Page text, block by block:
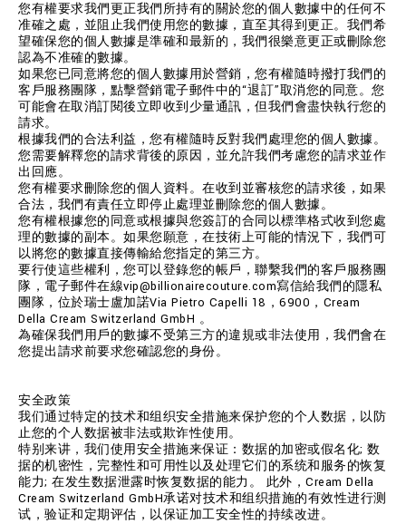
您有權要求我們更正我們所持有的關於您的個人數據中的任何不
准確之處，並阻止我們使用您的數據，直至其得到更正。我們希
望確保您的個人數據是準確和最新的，我們很樂意更正或刪除您
認為不准確的數據。
如果您已同意將您的個人數據用於營銷，您有權隨時撥打我們的
客戶服務團隊，點擊營銷電子郵件中的“退訂”取消您的同意。您
可能會在取消訂閱後立即收到少量通訊，但我們會盡快執行您的
請求。
根據我們的合法利益，您有權隨時反對我們處理您的個人數據。
您需要解釋您的請求背後的原因，並允許我們考慮您的請求並作
出回應。
您有權要求刪除您的個人資料。在收到並審核您的請求後，如果
合法，我們有責任立即停止處理並刪除您的個人數據。
您有權根據您的同意或根據與您簽訂的合同以標準格式收到您處
理的數據的副本。如果您願意，在技術上可能的情況下，我們可
以將您的數據直接傳輸給您指定的第三方。
要行使這些權利，您可以登錄您的帳戶，聯繫我們的客戶服務團
隊，電子郵件在線vip@billionairecouture.com寫信給我們的隱私
團隊，位於瑞士盧加諾Via Pietro Capelli 18，6900，Cream
Della Cream Switzerland GmbH 。
為確保我們用戶的數據不受第三方的違規或非法使用，我們會在
您提出請求前要求您確認您的身份。
安全政策
我们通过特定的技术和组织安全措施来保护您的个人数据，以防
止您的个人数据被非法或欺诈性使用。
特别来讲，我们使用安全措施来保证：数据的加密或假名化; 数
据的机密性，完整性和可用性以及处理它们的系统和服务的恢复
能力; 在发生数据泄露时恢复数据的能力。 此外，Cream Della
Cream Switzerland GmbH承诺对技术和组织措施的有效性进行测
试，验证和定期评估，以保证加工安全性的持续改进。